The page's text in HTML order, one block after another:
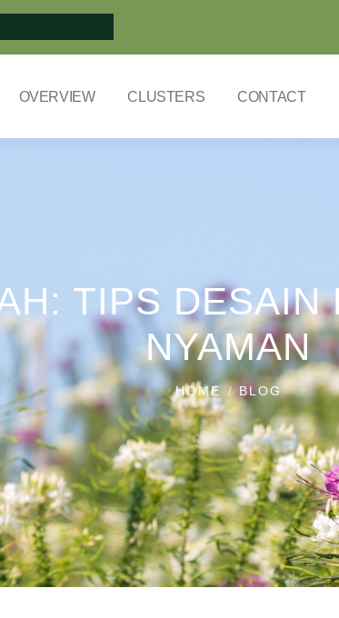
OVERVIEW CLUSTERS CONTACT
TIPS DESAIN
NYAMAN
HOME BLOG